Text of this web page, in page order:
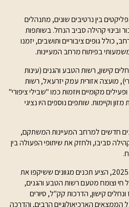
בין נרטיבים שונים, מתנהלים
ובינוי קהילה סביב הנחל. בשותפות
כולל גופים ציבוריים ותושבים, יזמנו
בפיתוח מרחב המעיינות.
קישון, רשות הטבע והגנים (עינות
מועצה אזורית עמק יזרעאל, רשות
מקומיים ויוזמות כמו "שבילי ציפורי"
וקיימות. שותפים נוספים היו נציגי
חדשים למרחב המעיינות המשתקם,
סביבו, ולחזק את שיתופי הפעולה בין
האירוע, שהתקיים בסוף אביב 2025, הציע תכנים מגוונים ששיקפו את
וצומח מטעם רשות הטבע והגנים,
ונחלים קישון, הדרכות קק"ל, סיורים
הממצאים הארכיאולוגיים הרבים, והדרכה